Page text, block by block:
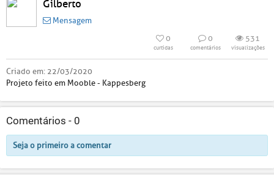
Gilberto
Mensagem
0
curtidas
0
comentários
531
visualizações
Criado em: 22/03/2020
Projeto feito em Mooble - Kappesberg
Comentários - 0
Seja o primeiro a comentar